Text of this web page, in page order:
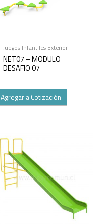
Juegos Infantiles Exterior
NET07 – MODULO
DESAFIO 07
Agregar a Cotización